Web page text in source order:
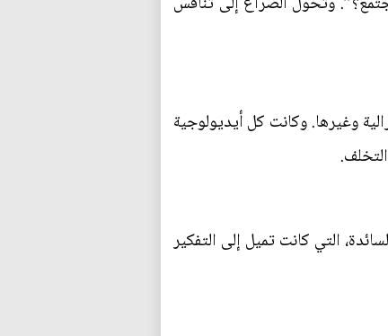
وغيرها. وكانت كل أيديولوجية
التي كانت تميل إلى التفكير